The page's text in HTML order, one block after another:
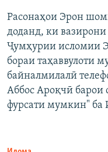
Расонаҳои Эрон
доданд, ки
Ҷумҳурии исломии
бораи таҳаввулоти
байналмилалӣ
Аббос Ароқчӣ барои
фурсати мумкин" ба